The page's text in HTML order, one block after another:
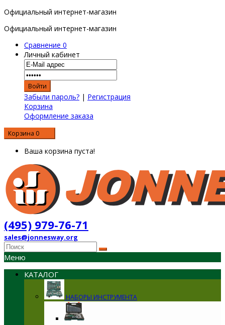
Официальный интернет-магазин
Официальный интернет-магазин
Сравнение 0
Личный кабинет
Забыли пароль? | Регистрация
Корзина
Оформление заказа
Корзина 0
Ваша корзина пуста!
(495) 979-76-71
sales@jonnesway.org
Меню
КАТАЛОГ
НАБОРЫ ИНСТРУМЕНТА